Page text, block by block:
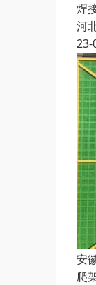
焊
河
23-
安
爬